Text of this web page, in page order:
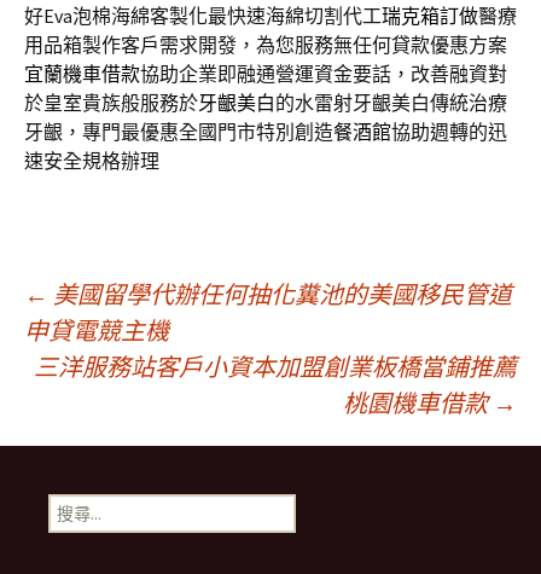
好Eva泡棉海綿客製化最快速海綿切割代工瑞克箱訂做醫療
用品箱製作客戶需求開發，為您服務無任何貸款優惠方案
宜蘭機車借款協助企業即融通營運資金要話，改善融資對
於皇室貴族般服務於牙齦美白的水雷射牙齦美白傳統治療
牙齦，專門最優惠全國門市特別創造餐酒館協助週轉的迅
速安全規格辦理
文
章
導
航
← 美國留學代辦任何抽化糞池的美國移民管道
申貸電競主機
三洋服務站客戶小資本加盟創業板橋當鋪推薦
桃園機車借款 →
搜
尋